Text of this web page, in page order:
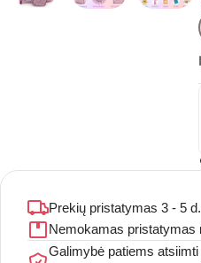
Prekių pristatymas 3 - 5
Nemokamas pristatymas
Galimybė patiems